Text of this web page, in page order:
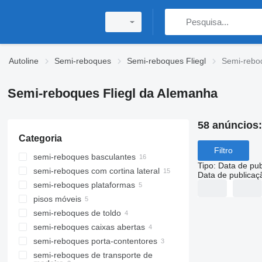
Autoline Semi-reboques Semi-reboques Fliegl Semi-
Semi-reboques Fliegl da Alemanha
Categoria
semi-reboques basculantes
semi-reboques com cortina lateral
semi-reboques plataformas
pisos móveis
semi-reboques de toldo
semi-reboques caixas abertas
semi-reboques porta-contentores
semi-reboques de transporte de
58 anúncios:
Filtro
Tipo: Data de
Data de